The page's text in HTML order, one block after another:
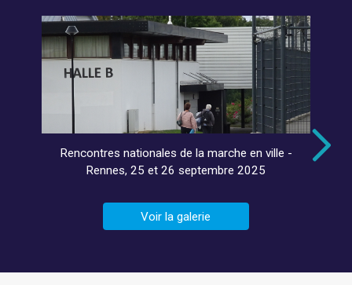
Rencontres nationales de la marche en ville -
Rennes, 25 et 26 septembre 2025
Voir la galerie